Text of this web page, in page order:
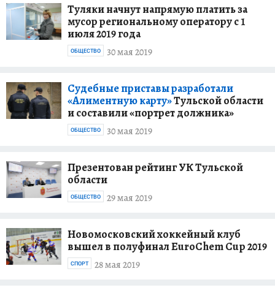
Туляки начнут напрямую платить за
мусор региональному оператору с 1
июля 2019 года
30 мая 2019
ОБЩЕСТВО
Судебные приставы разработали
«Алиментную карту»Тульской области
и составили «портрет должника»
30 мая 2019
ОБЩЕСТВО
Презентован рейтинг УК Тульской
области
29 мая 2019
ОБЩЕСТВО
Новомосковский хоккейный клуб
вышел в полуфинал EuroChem Cup 2019
28 мая 2019
СПОРТ